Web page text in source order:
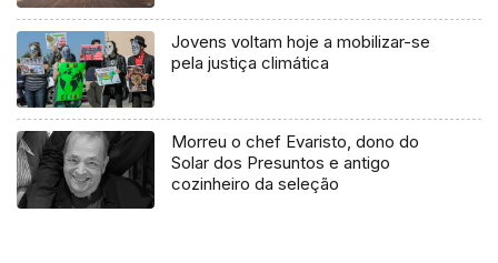
Jovens voltam hoje a mobilizar-se
pela justiça climática
Morreu o chef Evaristo, dono do
Solar dos Presuntos e antigo
cozinheiro da seleção